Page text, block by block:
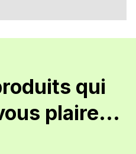
qui
plaire...
ECORAD